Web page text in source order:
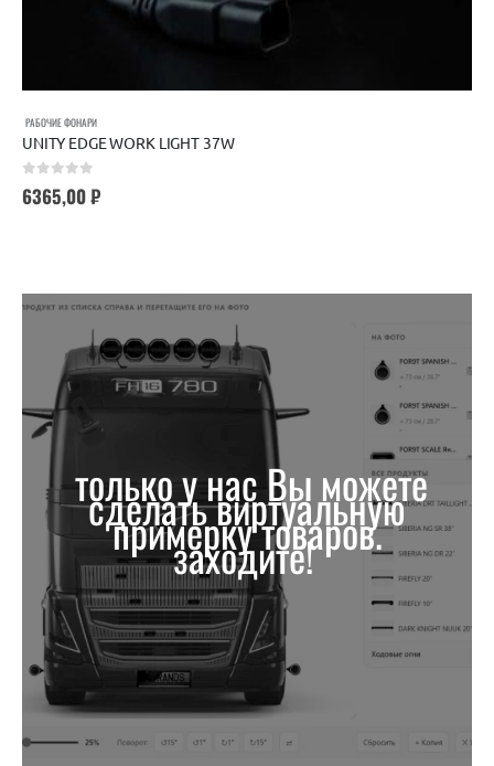
РАБОЧИЕ ФОНАРИ
UNITY EDGE WORK LIGHT 37W
6365,00₽
только у нас Вы можете
сделать виртуальную
примерку товаров.
заходите!